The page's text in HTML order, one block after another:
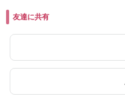
友達に共有